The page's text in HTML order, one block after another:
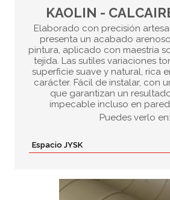
KAOLIN -
Elaborado con precisión
presenta un acabado
pintura, aplicado con maestría
tejida. Las sutiles variaciones
superficie suave y natural, rica
carácter. Fácil de instalar, con
que garantizan un
impecable incluso en
Puedes verlo en:
Espacio JYSK